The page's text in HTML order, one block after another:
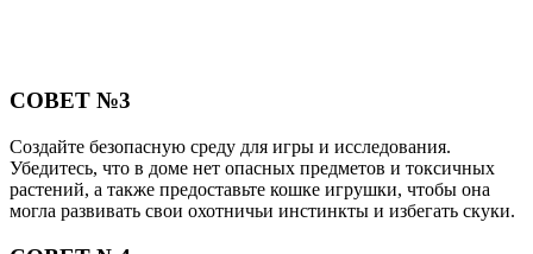
СОВЕТ №3
Создайте безопасную среду для игры и исследования.
Убедитесь, что в доме нет опасных предметов и токсичных
растений, а также предоставьте кошке игрушки, чтобы она
могла развивать свои охотничьи инстинкты и избегать скуки.